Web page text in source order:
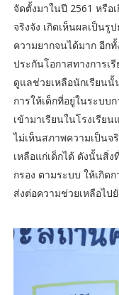
จัดตั้งมาในปี 2561 หรือ
จริงจัง เกิดเห็นผลเป็น
ความยากจนได้มาก อีก
ประกันโอกาสทางการเ
ดูแลช่วยเหลือนักเรียน
การให้เด็กที่อยู่ในระบบ
เข้ามาเรียนในโรงเรี
ไม่เห็นสภาพความเป็นจ
เหลือแก่เด็กได้ ดังนั้นสิ่
กรอง ตามระบบ ให้เกิด
ส่งต่อความช่วยเหลือไป